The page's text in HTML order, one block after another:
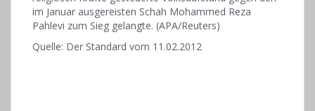
im Januar ausgereisten Schah Mohammed Reza
Pahlevi zum Sieg gelangte. (APA/Reuters)
Quelle: Der Standard vom 11.02.2012